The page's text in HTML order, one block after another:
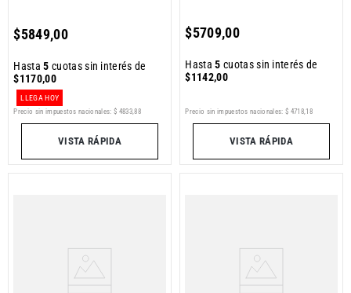
$5849,00
Hasta5 cuotas sin interés de
$1170,00
LLEGA HOY
Precio sin impuestos nacionales: $ 4833,88
VISTA RÁPIDA
$5709,00
Hasta5 cuotas sin interés de
$1142,00
Precio sin impuestos nacionales: $ 4718,18
VISTA RÁPIDA